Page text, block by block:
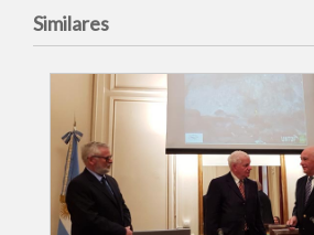
Similares